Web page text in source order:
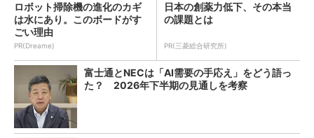
ロボット掃除機の進化のカギ
は水にあり。このボードがす
ごい理由
PR(Dreame)
日本の創薬力低下、その本当
の課題とは
PR(三菱総合研究所)
富士通とNECは「AI需要の手応え」をどう語っ
た？ 2026年下半期の見通しを考察